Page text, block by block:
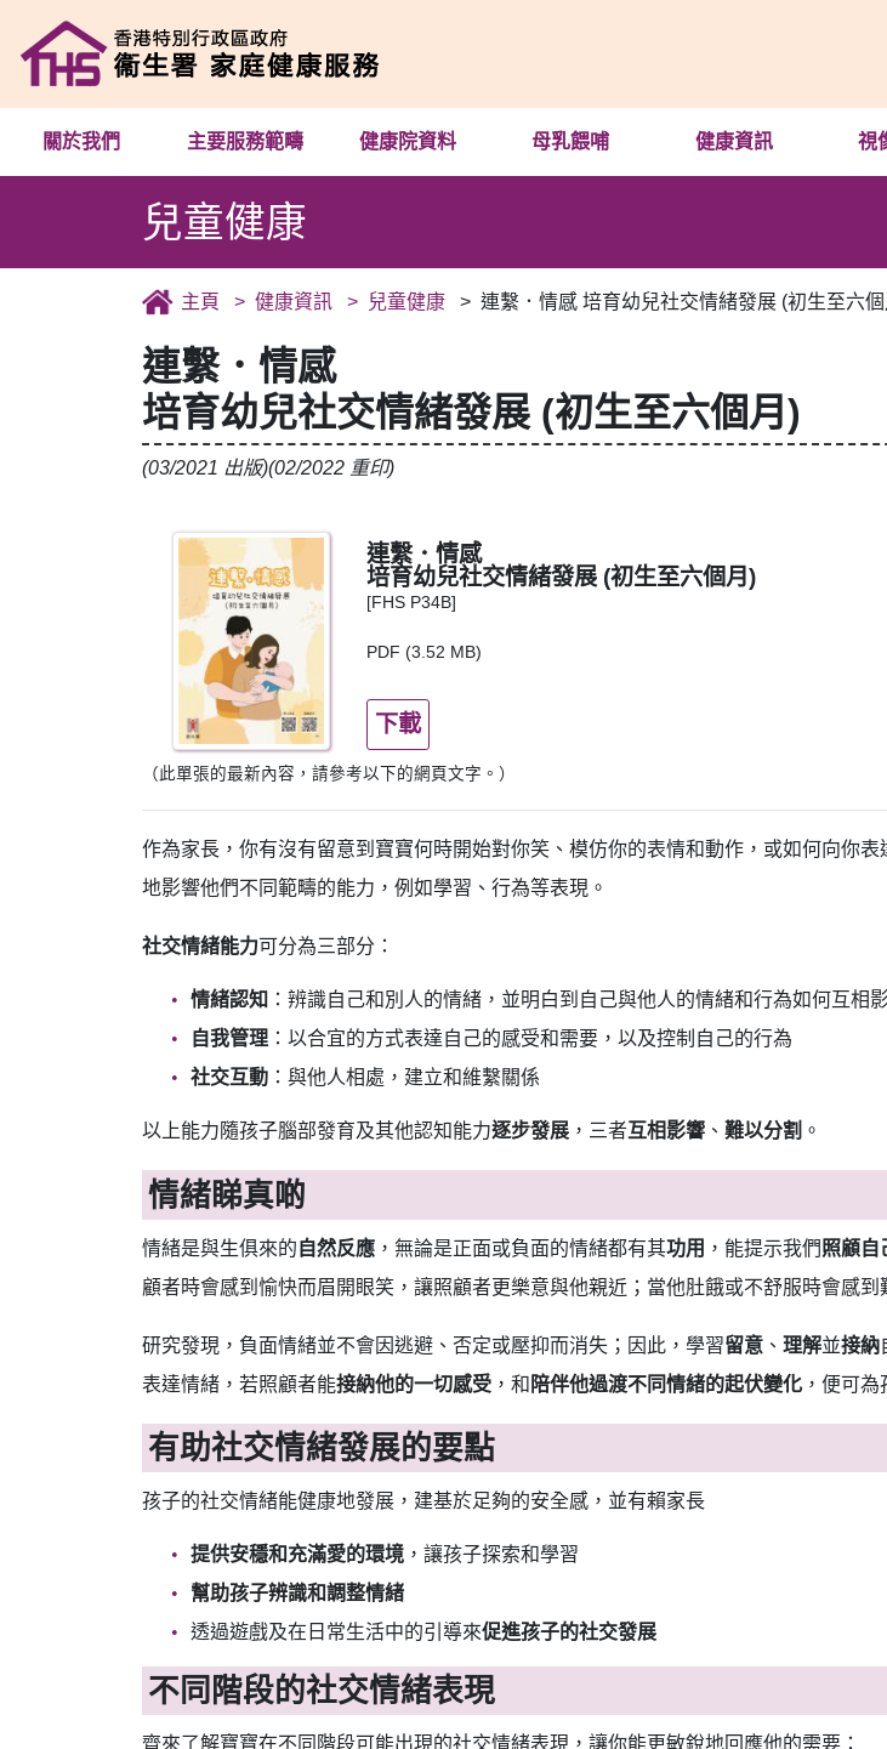
關於我們 主要服務範疇 健康院資料 母乳餵哺 健康資訊 視
兒童健康
主頁 健康資訊 兒童健康 連繫．情感 培育幼兒社交情緒發展 (初生至六
連繫．情感
培育幼兒社交情緒發展 (初生至六個月)
(03/2021 出版)(02/2022 重印)
連繫．情感
培育幼兒社交情緒發展 (初生至六個月)
[FHS P34B]
PDF (3.52 MB)
下載
（此單張的最新內容，請參考以下的網頁文字。）
作為家長，你有沒有留意到寶寶何時開始對你笑、模仿你的表情和動作，或如何向你
地影響他們不同範疇的能力，例如學習、行為等表現。
社交情緒能力可分為三部分：
情緒認知 ：辨識自己和別人的情緒，並明白到自己與他人的情緒和行為如何互相
自我管理 ：以合宜的方式表達自己的感受和需要，以及控制自己的行為
社交互動 ：與他人相處，建立和維繫關係
以上能力隨孩子腦部發育及其他認知能力逐步發展 ，三者互相影響 、 難以分割 。
情緒睇真啲
情緒是與生俱來的 自然反應 ，無論是正面或負面的情緒都有其功用 ，能提示我們照顧自
顧者時會感到愉快而眉開眼笑，讓照顧者更樂意與他親近；當他肚餓或不舒服時會感
研究發現，負面情緒並不會因逃避、否定或壓抑而消失；因此，學習留意 、 理解並接納
表達情緒，若照顧者能接納他的一切感受 ，和 陪伴他過渡不同情緒的起伏變化 ，便可
有助社交情緒發展的要點
孩子的社交情緒能健康地發展，建基於足夠的安全感，並有賴家長
提供安穩和充滿愛的環境 ，讓孩子探索和學習
幫助孩子辨識和調整情緒
透過遊戲及在日常生活中的引導來促進孩子的社交發展
不同階段的社交情緒表現
齊來了解寶寶在不同階段可能出現的社交情緒表現，讓你能更敏銳地回應他的需要：